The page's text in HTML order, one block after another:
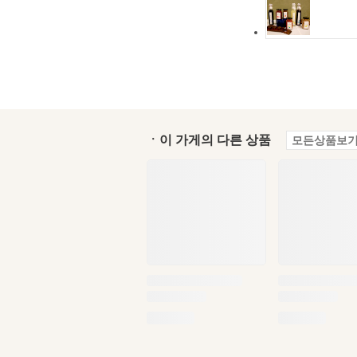
ㆍ이 가게의 다른 상품 모든상품보